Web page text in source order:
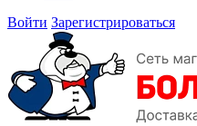
Войти Зарегистрироваться